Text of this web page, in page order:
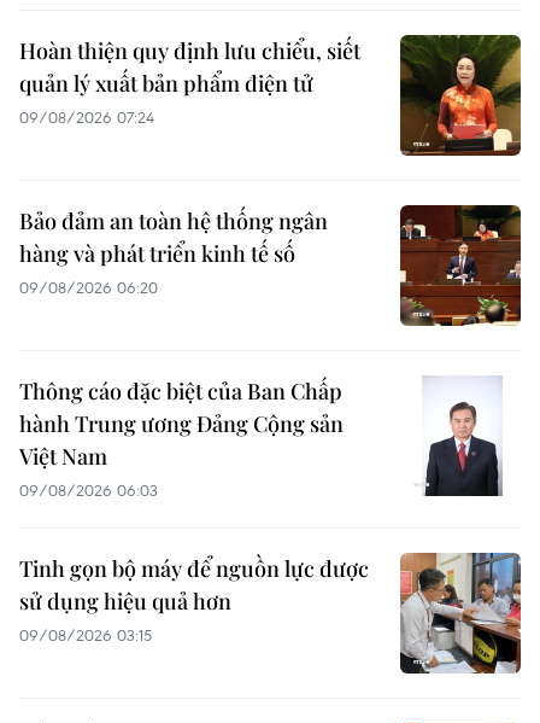
Hoàn thiện quy định lưu chiểu, siết
quản lý xuất bản phẩm điện tử
09/08/2026 07:24
Bảo đảm an toàn hệ thống ngân
hàng và phát triển kinh tế số
09/08/2026 06:20
Thông cáo đặc biệt của Ban Chấp
hành Trung ương Đảng Cộng sản
Việt Nam
09/08/2026 06:03
Tinh gọn bộ máy để nguồn lực được
sử dụng hiệu quả hơn
09/08/2026 03:15